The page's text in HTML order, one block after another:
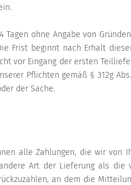
Tagen ohne Angabe von
Frist beginnt nach Erhalt
vor Eingang der ersten
Pflichten gemäß § 312g
der Sache.
alle Zahlungen, die wir
Art der Lieferung als
an dem die